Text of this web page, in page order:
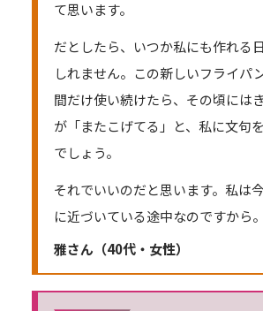
て思います。
だとしたら、いつか私にも作れる
しれません。この新しいフライパ
間だけ使い続けたら、その頃には
が「またこげてる」と、私に文句
でしょう。
それでいいのだと思います。私は
に近づいている途中なのですから。
雅さん（40代・女性）